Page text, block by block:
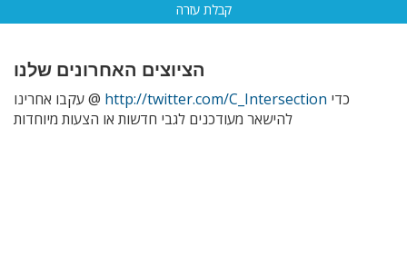
קבלת עזרה
הציוצים האחרונים שלנו
עקבו אחרינו @ http://twitter.com/C_Intersection
להישאר מעודכנים לגבי חדשות או הצעות מיוחדות